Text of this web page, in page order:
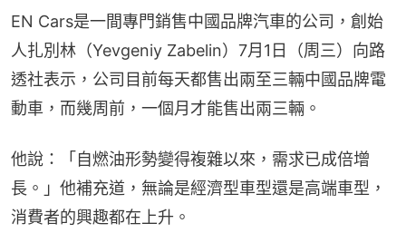
EN Cars是一間專門銷售中國品牌汽車的公司，創始
人扎別林（Yevgeniy Zabelin）7月1日（周三）向路
透社表示，公司目前每天都售出兩至三輛中國品牌電
動車，而幾周前，一個月才能售出兩三輛。
他說：「自燃油形勢變得複雜以來，需求已成倍增
長。」他補充道，無論是經濟型車型還是高端車型，
消費者的興趣都在上升。